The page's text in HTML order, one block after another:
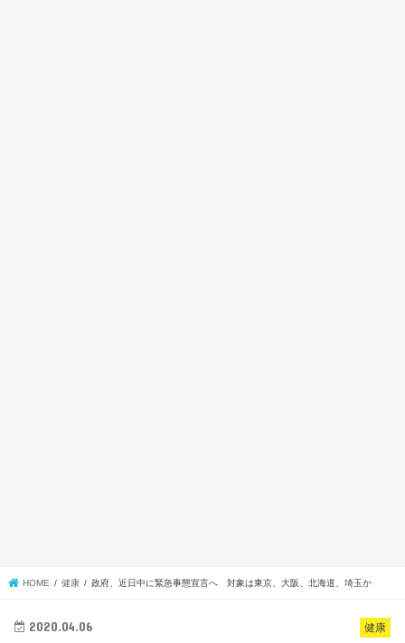
HOME 健康 政府、近日中に緊急事態宣言へ 対象は東京、大阪、北海道、埼玉か
健康
2020.04.06